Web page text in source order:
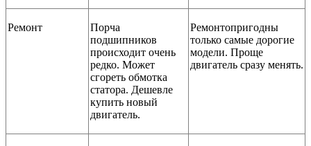
Ремонт
Порча
подшипников
происходит очень
редко. Может
сгореть обмотка
статора. Дешевле
купить новый
двигатель.
Ремонтопригодны
только самые дорогие
модели. Проще
двигатель сразу менять.